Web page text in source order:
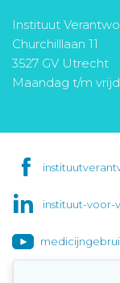
Instituut
Churchilllaan 11
3527 GV Utrecht
Maandag t/m
instituut-